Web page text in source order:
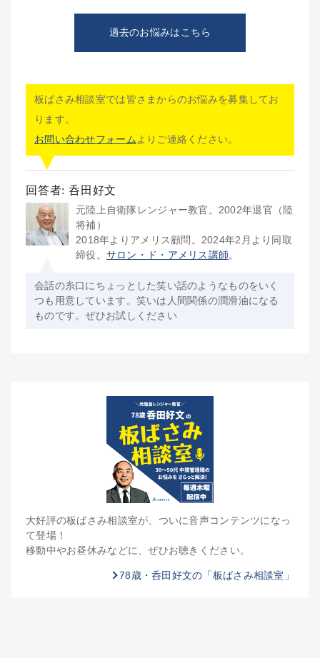
過去のお悩みはこちら
板ばさみ相談室では皆さまからのお悩みを募集してお
ります。
お問い合わせフォーム よりご連絡ください。
回答者: 呑田好文
元陸上自衛隊レンジャー教官。2002年退官（陸
将補）
2018年よりアメリス顧問。2024年2月より同取
締役。 サロン・ド・アメリス講師。
会話の糸口にちょっとした笑い話のようなものをいく
つも用意しています。笑いは人間関係の潤滑油になる
ものです。ぜひお試しください
大好評の板ばさみ相談室が、ついに音声コンテンツになっ
て登場！
移動中やお昼休みなどに、ぜひお聴きください。
78歳・呑田好文の「板ばさみ相談室」